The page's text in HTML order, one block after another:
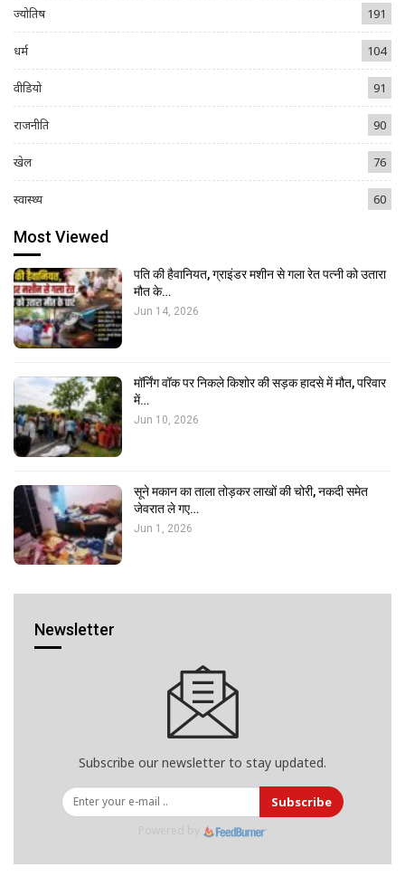
ज्योतिष 191
धर्म 104
वीडियो 91
राजनीति 90
खेल 76
स्वास्थ्य 60
Most Viewed
पति की हैवानियत, ग्राइंडर मशीन से गला रेत पत्नी को उतारा
मौत के…
Jun 14, 2026
मॉर्निंग वॉक पर निकले किशोर की सड़क हादसे में मौत, परिवार
में…
Jun 10, 2026
सूने मकान का ताला तोड़कर लाखों की चोरी, नकदी समेत
जेवरात ले गए…
Jun 1, 2026
Newsletter
Subscribe our newsletter to stay updated.
Subscribe